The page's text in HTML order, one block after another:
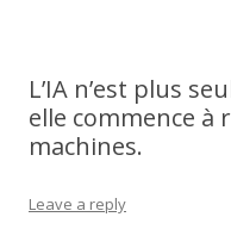
L’IA n’est plus
elle commence à
machines.
Leave a reply